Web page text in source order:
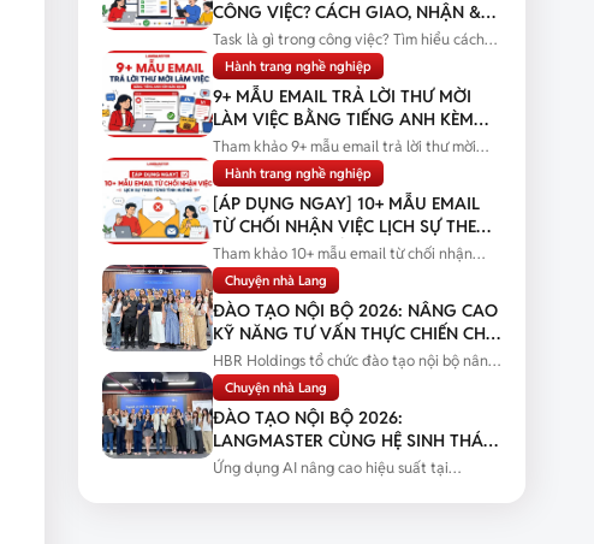
CÔNG VIỆC? CÁCH GIAO, NHẬN &
THEO DÕI TASK
Task là gì trong công việc? Tìm hiểu cách
giao, nhận và theo dõi task...
Hành trang nghề nghiệp
9+ MẪU EMAIL TRẢ LỜI THƯ MỜI
LÀM VIỆC BẰNG TIẾNG ANH KÈM
BẢN DỊCH
Tham khảo 9+ mẫu email trả lời thư mời
làm việc bằng tiếng Anh kèm bản...
Hành trang nghề nghiệp
[ÁP DỤNG NGAY] 10+ MẪU EMAIL
TỪ CHỐI NHẬN VIỆC LỊCH SỰ THEO
TỪNG TÌNH HUỐNG
Tham khảo 10+ mẫu email từ chối nhận
việc lịch sự theo từng tình huống...
Chuyện nhà Lang
ĐÀO TẠO NỘI BỘ 2026: NÂNG CAO
KỸ NĂNG TƯ VẤN THỰC CHIẾN CHO
ĐỘI NGŨ SALES
HBR Holdings tổ chức đào tạo nội bộ nâng
cao kỹ năng tư vấn thực chiến...
Chuyện nhà Lang
ĐÀO TẠO NỘI BỘ 2026:
LANGMASTER CÙNG HỆ SINH THÁI
HBR HOLDINGS NÂNG CAO NĂNG
Ứng dụng AI nâng cao hiệu suất tại